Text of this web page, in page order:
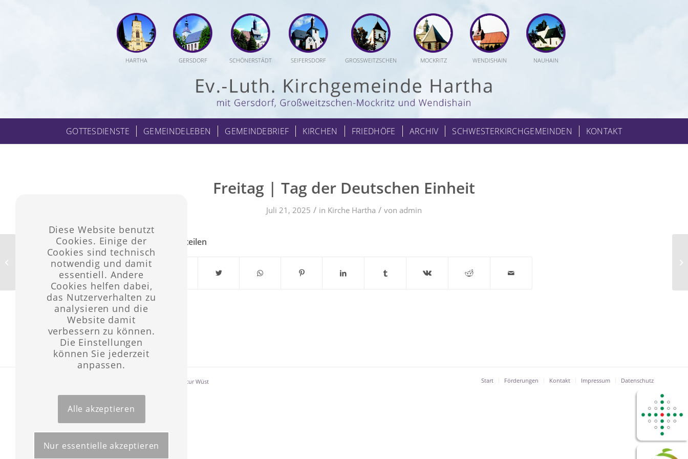
HARTHA GERSDORF SCHÖNERSTÄDT SEIFERSDORF GROSSWEITZSCHEN MOCKRITZ WENDISHAIN NAUHAIN
GOTTESDIENSTE GEMEINDELEBEN GEMEINDEBRIEF KIRCHEN FRIEDHÖFE ARCHIV SCHWESTERKIRCHGEMEINDEN KONTAKT
Freitag | Tag der Deutschen Einheit
Juli 21, 2025 / in Kirche Hartha / von admin
Eintrag teilen
Werbeagentur Wüst Start Förderungen Kontakt Impressum Datenschutz
15. Sonntag nach Trinitatis
Diese Website benutzt
Cookies. Einige der
Cookies sind technisch
notwendig und damit
essentiell. Andere
Cookies helfen dabei,
das Nutzerverhalten zu
analysieren und die
Website damit
verbessern zu können.
Die Einstellungen
können Sie jederzeit
anpassen.
Alle akzeptieren
Nur essentielle akzeptieren